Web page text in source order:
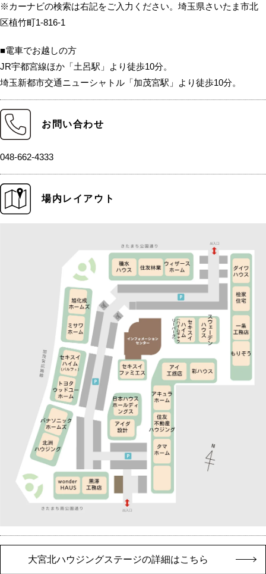
※カーナビの検索は右記をご入力ください。埼玉県さいたま市北
区植竹町1-816-1
■電車でお越しの方
JR宇都宮線ほか「土呂駅」より徒歩10分。
埼玉新都市交通ニューシャトル「加茂宮駅」より徒歩10分。
お問い合わせ
048-662-4333
場内レイアウト
大宮北ハウジングステージの詳細はこちら